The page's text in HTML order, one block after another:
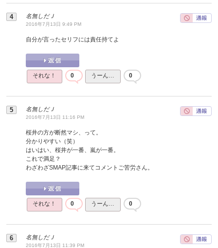
名無しだＪ
2016年7月13日 9:49 PM
自分が言ったセリフには責任持てよ
それな！ 0 うーん… 0
名無しだＪ
2016年7月13日 11:16 PM
桜井の方が断然マシ、って。
分かりやすい（笑）
はいはい、桜井が一番、嵐が一番。
これで満足？
わざわざSMAP記事に来てコメントご苦労さん。
それな！ 0 うーん… 0
名無しだＪ
2016年7月13日 11:39 PM